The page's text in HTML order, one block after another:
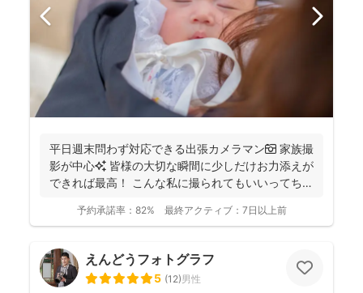
平日週末問わず対応できる出張カメラマン📷 家族撮
影が中心✨ 皆様の大切な瞬間に少しだけお力添えが
できれば最高！ こんな私に撮られてもいいってちら
予約承諾率： 82% 最終アクティブ： 7日以上前
えんどうフォトグラフ
5 (12)男性